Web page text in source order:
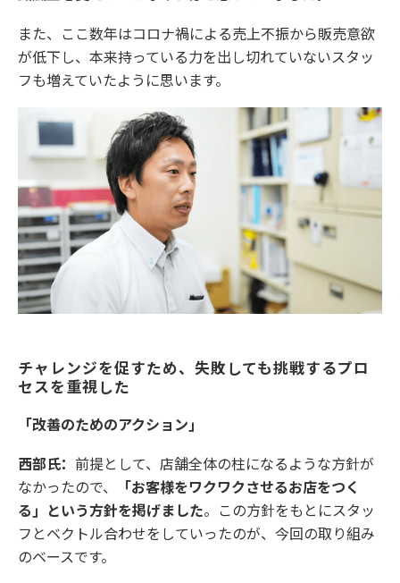
また、ここ数年はコロナ禍による売上不振から販売意欲
が低下し、本来持っている力を出し切れていないスタッ
フも増えていたように思います。
チャレンジを促すため、失敗しても挑戦するプロ
セスを重視した
「改善のためのアクション」
西部氏： 前提として、店舗全体の柱になるような方針が
なかったので、
「お客様をワクワクさせるお店をつく
る」という方針を掲げました。この方針をもとにスタッ
フとベクトル合わせをしていったのが、今回の取り組み
のベースです。